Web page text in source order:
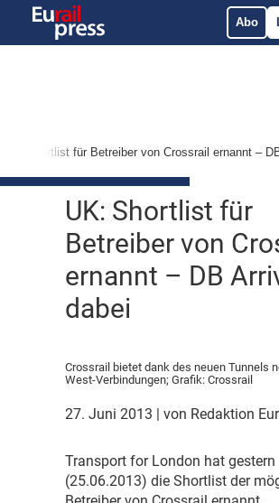
Abo
UK: Shortlist für Betreiber von Crossrail ernannt –
UK: Shortlist für
Betreiber von
ernannt – DB
dabei
Crossrail bietet dank des neuen Tunnels
West-Verbindungen; Grafik: Crossrail
27. Juni 2013 | von Redaktion
Transport for London hat gestern
(25.06.2013) die Shortlist der